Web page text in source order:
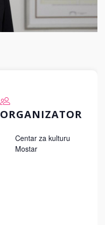
ORGANIZATOR
Centar za kulturu
Mostar